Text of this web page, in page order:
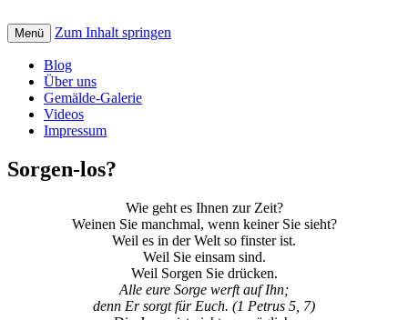
St. Petrus Kreativ
Creative art for God: Bilder, Musik, Texte
und Videos mit christlicher Botschaft
Menü Zum Inhalt springen
Blog
Über uns
Gemälde-Galerie
Videos
Impressum
Sorgen-los?
Wie geht es Ihnen zur Zeit?
Weinen Sie manchmal, wenn keiner Sie sieht?
Weil es in der Welt so finster ist.
Weil Sie einsam sind.
Weil Sorgen Sie drücken.
Alle eure Sorge werft auf Ihn;
denn Er sorgt für Euch. (1 Petrus 5, 7)